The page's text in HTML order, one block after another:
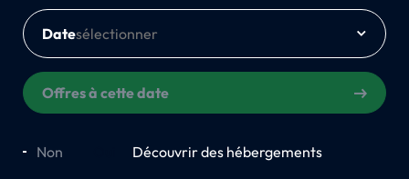
Date
Offres à cette date
Non Découvrir des hébergements